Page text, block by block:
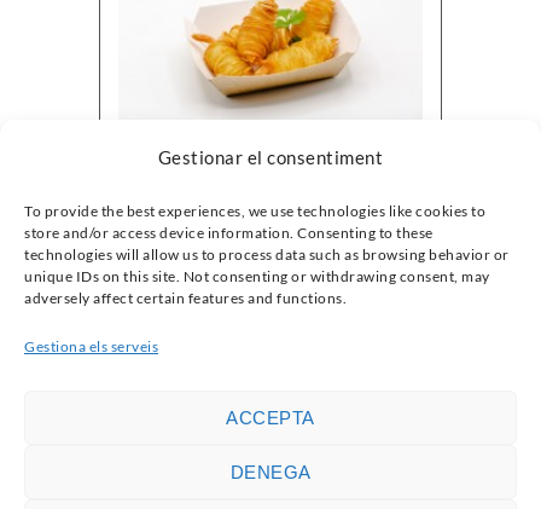
Gestionar el consentiment
To provide the best experiences, we use technologies like cookies to
store and/or access device information. Consenting to these
technologies will allow us to process data such as browsing behavior or
unique IDs on this site. Not consenting or withdrawing consent, may
adversely affect certain features and functions.
Gestiona els serveis
ACCEPTA
DENEGA
2,50€